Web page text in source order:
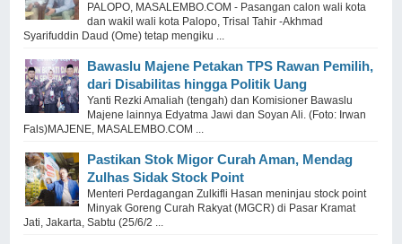
PALOPO, MASALEMBO.COM - Pasangan calon wali kota
dan wakil wali kota Palopo, Trisal Tahir -Akhmad
Syarifuddin Daud (Ome) tetap mengiku ...
Bawaslu Majene Petakan TPS Rawan Pemilih,
dari Disabilitas hingga Politik Uang
Yanti Rezki Amaliah (tengah) dan Komisioner Bawaslu
Majene lainnya Edyatma Jawi dan Soyan Ali. (Foto: Irwan
Fals)MAJENE, MASALEMBO.COM ...
Pastikan Stok Migor Curah Aman, Mendag
Zulhas Sidak Stock Point
Menteri Perdagangan Zulkifli Hasan meninjau stock point
Minyak Goreng Curah Rakyat (MGCR) di Pasar Kramat
Jati, Jakarta, Sabtu (25/6/2 ...